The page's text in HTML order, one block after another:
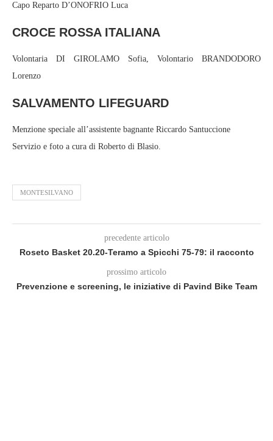
Capo Reparto D’ONOFRIO Luca
CROCE ROSSA ITALIANA
Volontaria DI GIROLAMO Sofia, Volontario BRANDODORO
Lorenzo
SALVAMENTO LIFEGUARD
Menzione speciale all’assistente bagnante Riccardo Santuccione
Servizio e foto a cura di Roberto di Blasio.
MONTESILVANO
precedente articolo
Roseto Basket 20.20-Teramo a Spicchi 75-79: il racconto
prossimo articolo
Prevenzione e screening, le iniziative di Pavind Bike Team